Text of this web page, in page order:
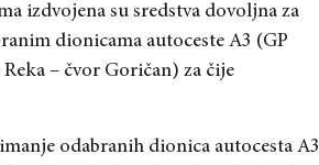
izdvojena su sredstva dovoljna za
dionicama autoceste A3 (GP
– čvor Goričan) za čije
odabranih dionica autocesta A3